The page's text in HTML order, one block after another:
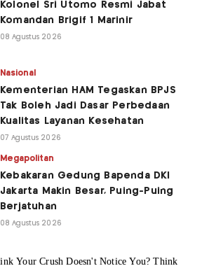
Kolonel Sri Utomo Resmi Jabat
Komandan Brigif 1 Marinir
08 Agustus 2026
Nasional
Kementerian HAM Tegaskan BPJS
Tak Boleh Jadi Dasar Perbedaan
Kualitas Layanan Kesehatan
07 Agustus 2026
Megapolitan
Kebakaran Gedung Bapenda DKI
Jakarta Makin Besar, Puing-Puing
Berjatuhan
08 Agustus 2026